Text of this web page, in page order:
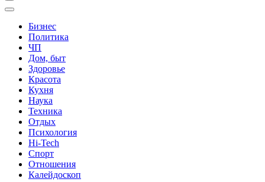
Бизнес
Политика
ЧП
Дом, быт
Здоровье
Красота
Кухня
Наука
Техника
Отдых
Психология
Hi-Tech
Спорт
Отношения
Калейдоскоп